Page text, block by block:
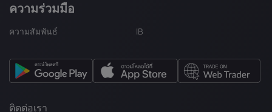
ความร่วมมือ
ความสัมพันธ์ IB
ติดต่อเรา